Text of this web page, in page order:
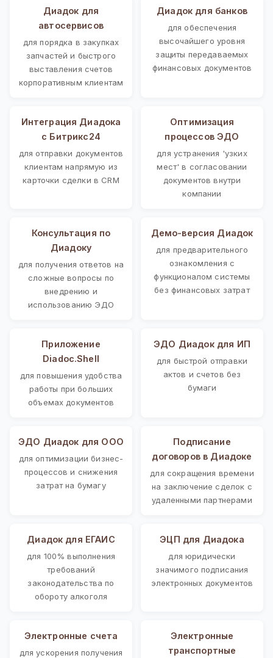
Диадок для
автосервисов
для порядка в закупках
запчастей и быстрого
выставления счетов
корпоративным клиентам
Диадок для банков
для обеспечения
высочайшего уровня
защиты передаваемых
финансовых документов
Интеграция Диадока
с Битрикс24
для отправки документов
клиентам напрямую из
карточки сделки в CRM
Оптимизация
процессов ЭДО
для устранения 'узких
мест' в согласовании
документов внутри
компании
Консультация по
Диадоку
для получения ответов на
сложные вопросы по
внедрению и
использованию ЭДО
Демо-версия Диадок
для предварительного
ознакомления с
функционалом системы
без финансовых затрат
Приложение
Diadoc.Shell
для повышения удобства
работы при больших
объемах документов
ЭДО Диадок для ИП
для быстрой отправки
актов и счетов без
бумаги
ЭДО Диадок для ООО
для оптимизации бизнес-
процессов и снижения
затрат на бумагу
Подписание
договоров в Диадоке
для сокращения времени
на заключение сделок с
удаленными партнерами
Диадок для ЕГАИС
для 100% выполнения
требований
законодательства по
обороту алкоголя
ЭЦП для Диадока
для юридически
значимого подписания
электронных документов
Электронные счета
для ускорения получения
Электронные
транспортные